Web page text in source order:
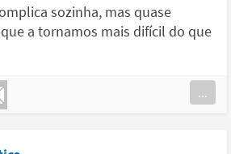
sozinha, mas quase
a tornamos mais difícil do que
...